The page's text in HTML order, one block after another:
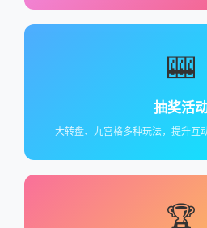
🎰
抽奖活
大转盘、九宫格多种玩法，提升互
🏆